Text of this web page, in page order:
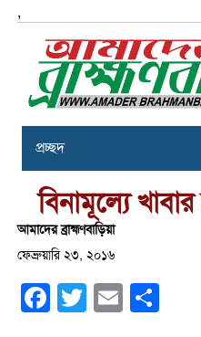
,
প্রচ্ছদ
বিনামূল্যে
আমাদের ব্রাহ্মণবাড়িয়া
ফেব্রুয়ারি ২৩, ২০১৬
Facebook
Twitter Email